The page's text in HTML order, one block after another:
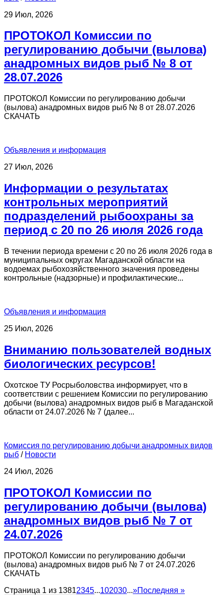
29 Июл, 2026
ПРОТОКОЛ Комиссии по
регулированию добычи (вылова)
анадромных видов рыб № 8 от
28.07.2026
ПРОТОКОЛ Комиссии по регулированию добычи
(вылова) анадромных видов рыб № 8 от 28.07.2026
СКАЧАТЬ
Объявления и информация
27 Июл, 2026
Информации о результатах
контрольных мероприятий
подразделений рыбоохраны за
период с 20 по 26 июля 2026 года
В течении периода времени с 20 по 26 июля 2026 года в
муниципальных округах Магаданской области на
водоемах рыбохозяйственного значения проведены
контрольные (надзорные) и профилактические...
Объявления и информация
25 Июл, 2026
Вниманию пользователей водных
биологических ресурсов!
Охотское ТУ Росрыболовства информирует, что в
соответствии с решением Комиссии по регулированию
добычи (вылова) анадромных видов рыб в Магаданской
области от 24.07.2026 № 7 (далее...
Комиссия по регулированию добычи анадромных видов
рыб / Новости
24 Июл, 2026
ПРОТОКОЛ Комиссии по
регулированию добычи (вылова)
анадромных видов рыб № 7 от
24.07.2026
ПРОТОКОЛ Комиссии по регулированию добычи
(вылова) анадромных видов рыб № 7 от 24.07.2026
СКАЧАТЬ
Страница 1 из 13812345...102030...»Последняя »